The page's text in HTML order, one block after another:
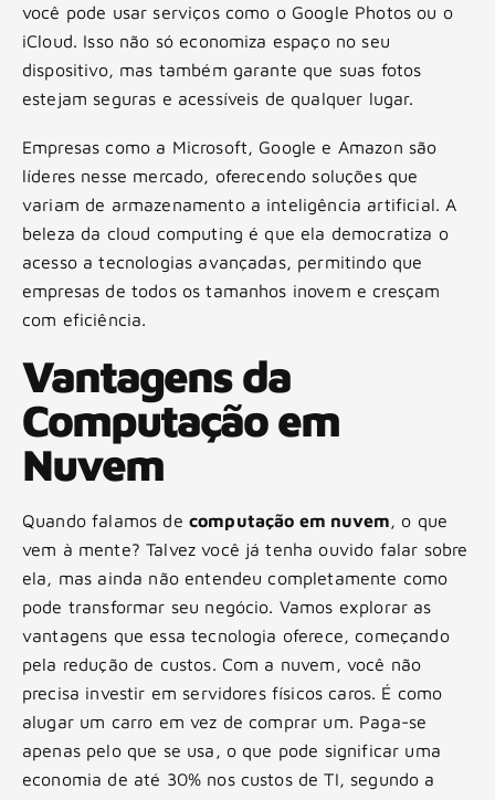
você pode usar serviços como o Google Photos ou o
iCloud. Isso não só economiza espaço no seu
dispositivo, mas também garante que suas fotos
estejam seguras e acessíveis de qualquer lugar.
Empresas como a Microsoft, Google e Amazon são
líderes nesse mercado, oferecendo soluções que
variam de armazenamento a inteligência artificial. A
beleza da cloud computing é que ela democratiza o
acesso a tecnologias avançadas, permitindo que
empresas de todos os tamanhos inovem e cresçam
com eficiência.
Vantagens da
Computação em
Nuvem
Quando falamos de computação em nuvem, o que
vem à mente? Talvez você já tenha ouvido falar sobre
ela, mas ainda não entendeu completamente como
pode transformar seu negócio. Vamos explorar as
vantagens que essa tecnologia oferece, começando
pela redução de custos. Com a nuvem, você não
precisa investir em servidores físicos caros. É como
alugar um carro em vez de comprar um. Paga-se
apenas pelo que se usa, o que pode significar uma
economia de até 30% nos custos de TI, segundo a